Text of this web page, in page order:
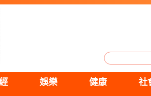
娛樂 健康 社